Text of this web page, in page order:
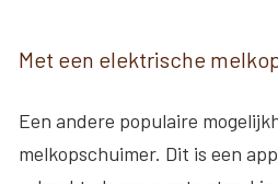
Met een elektrische
Een andere populaire
melkopschuimer. Dit is een